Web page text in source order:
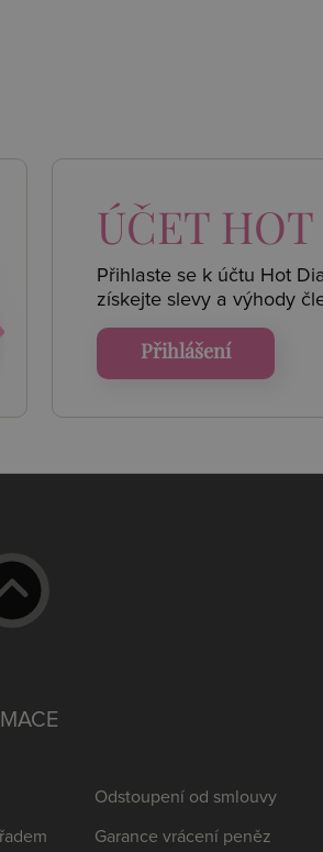
ÚČET
Přihlaste se k účtu Hot
získejte slevy a výhody
Přihlášení
Odstoupení od smlouvy
Garance vrácení peněz